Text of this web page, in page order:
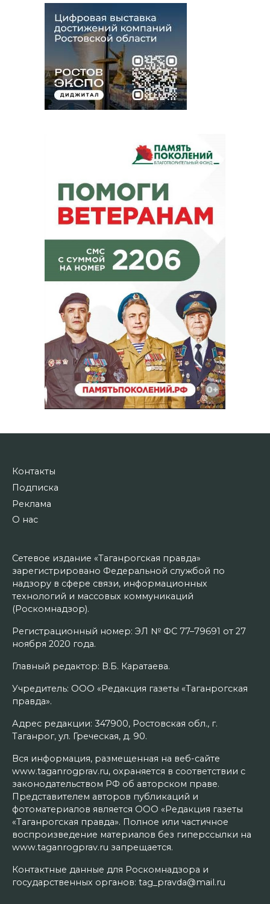
Контакты
Подписка
Реклама
О нас
Сетевое издание «Таганрогская правда»
зарегистрировано Федеральной службой по
надзору в сфере связи, информационных
технологий и массовых коммуникаций
(Роскомнадзор).
Регистрационный номер: ЭЛ № ФС 77–79691 от 27
ноября 2020 года.
Главный редактор: В.Б. Каратаева.
Учредитель: ООО «Редакция газеты «Таганрогская
правда».
Адрес редакции: 347900, Ростовская обл., г.
Таганрог, ул. Греческая, д. 90.
Вся информация, размещенная на веб-сайте
www.taganrogprav.ru, охраняется в соответствии с
законодательством РФ об авторском праве.
Представителем авторов публикаций и
фотоматериалов является ООО «Редакция газеты
«Таганрогская правда». Полное или частичное
воспроизведение материалов без гиперссылки на
www.taganrogprav.ru запрещается.
Контактные данные для Роскомнадзора и
государственных органов: tag_pravda@mail.ru